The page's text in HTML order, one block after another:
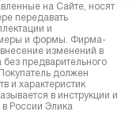
на Сайте, носят
передавать
и
и формы. Фирма-
изменений в
предварительного
должен
и характеристик
в инструкции и
в России Элика